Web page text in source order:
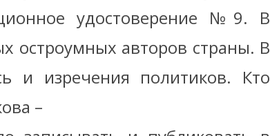
удостоверение №9. В
остроумных авторов страны. В
и изречения политиков. Кто
–